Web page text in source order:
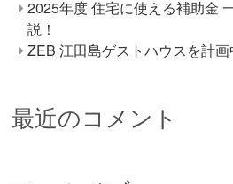
2025年度 住宅に使える補助金
説！
ZEB 江田島ゲストハウスを計画
最近のコメント